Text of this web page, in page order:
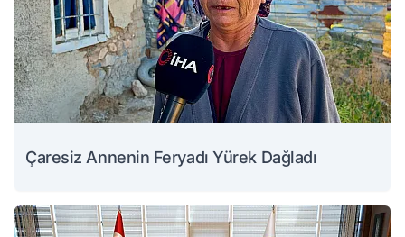
Çaresiz Annenin Feryadı Yürek Dağladı